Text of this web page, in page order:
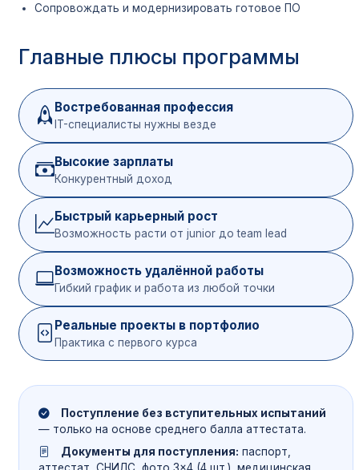
Сопровождать и модернизировать готовое ПО
Главные плюсы программы
Востребованная профессия
IT-специалисты нужны везде
Высокие зарплаты
Конкурентный доход
Быстрый карьерный рост
Возможность расти от junior до team lead
Возможность удалённой работы
Гибкий график и работа из любой точки
Реальные проекты в портфолио
Практика с первого курса
Поступление без вступительных испытаний
— только на основе среднего балла аттестата.
Документы для поступления: паспорт,